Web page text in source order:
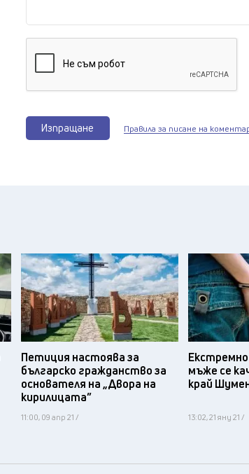
Изпращане Правила за писане на
Петиция настоява за
българско гражданство за
основателя на „Двора на
кирилицата”
11:00, 09 апр 21 /
мъже се
край
13:02, 21 яну 21 /